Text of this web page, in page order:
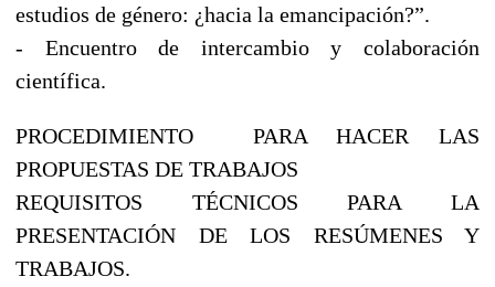
estudios de género: ¿hacia la emancipación?”.
- Encuentro de intercambio y colaboración
científica.
PROCEDIMIENTO PARA HACER LAS
PROPUESTAS DE TRABAJOS
REQUISITOS TÉCNICOS PARA LA
PRESENTACIÓN DE LOS RESÚMENES Y
TRABAJOS.